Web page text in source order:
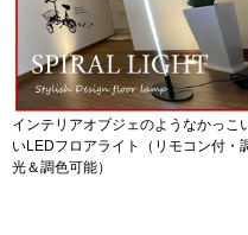
インテリアオブジェのようなかっこ
いLEDフロアライト（リモコン付・
光＆調色可能）